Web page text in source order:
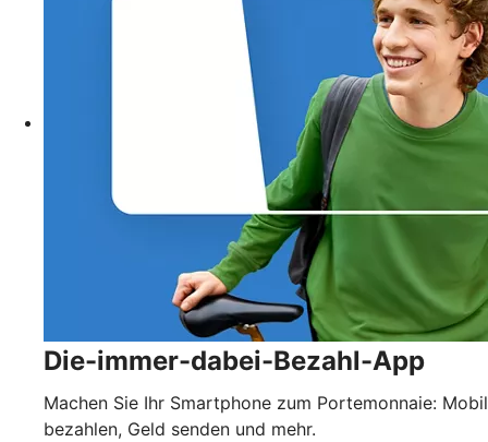
Die-immer-dabei-Bezahl-App
Machen Sie Ihr Smartphone zum Portemonnaie: Mobil
bezahlen, Geld senden und mehr.